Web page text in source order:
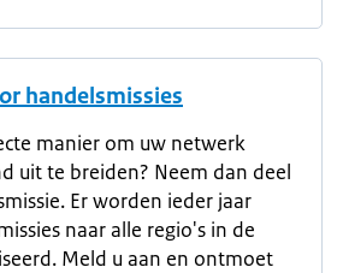
handelsmissies
manier om uw netwerk
uit te breiden? Neem dan deel
Er worden ieder jaar
naar alle regio's in de
Meld u aan en ontmoet